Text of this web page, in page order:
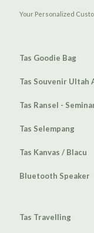
Your Personalized
Tas Goodie Bag
Tas Souvenir Ultah
Tas Ransel -
Tas Selempang
Tas Kanvas / Blacu
Bluetooth Speaker
Tas Travelling